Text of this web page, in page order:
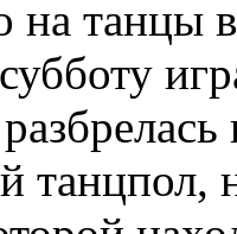
на
танцпол,